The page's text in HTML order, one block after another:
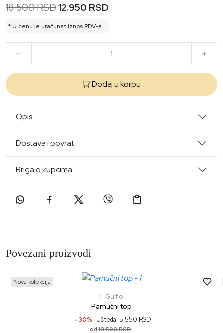
18.500 RSD12.950 RSD
* U cenu je uračunat iznos PDV-a
Dodaj u korpu
Opis
Dostava i povrat
Briga o kupcima
Povezani proizvodi
Nova kolekcija
Il Gufo
Pamučni top
-30% Ušteda: 5.550 RSD
od 18.500 RSD